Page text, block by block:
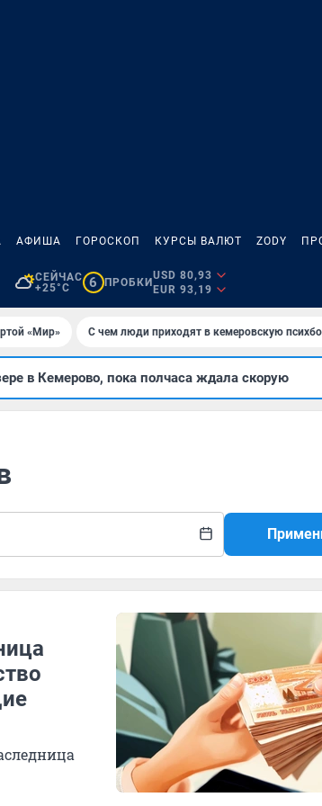
АФИША ГОРОСКОП КУРСЫ ВАЛЮТ ZODY
СЕЙЧАС
+25°C
6 ПРОБКИ
USD 80,93
EUR 93,19
«Мир» С чем люди приходят в кемеровскую
в Кемерово, пока полчаса ждала скорую